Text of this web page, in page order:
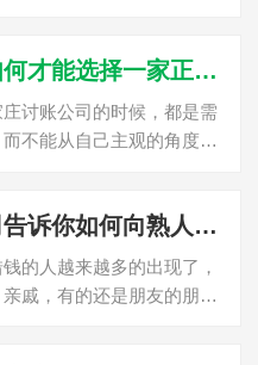
有债务问题如何才能选择一家正规的石家庄讨债公司
讨账公司的时候，都是需
不能从自己主观的角度分
邯郸讨债公司告诉你如何向熟人朋友讨要欠款
的人越来越多的出现了，
戚，有的还是朋友的朋友